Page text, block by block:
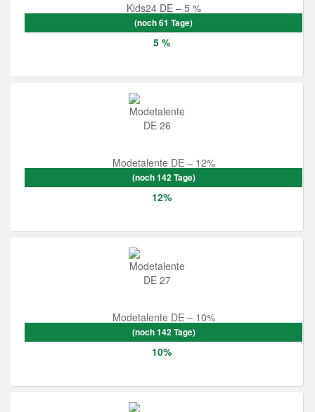
Kids24 DE – 5 %
(noch 61 Tage)
5 %
Modetalente DE – 12%
(noch 142 Tage)
12%
Modetalente DE – 10%
(noch 142 Tage)
10%